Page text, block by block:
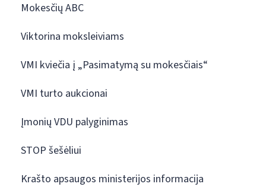
Mokesčių ABC
Viktorina moksleiviams
VMI kviečia į „Pasimatymą su mokesčiais“
VMI turto aukcionai
Įmonių VDU palyginimas
STOP šešėliui
Krašto apsaugos ministerijos informacija